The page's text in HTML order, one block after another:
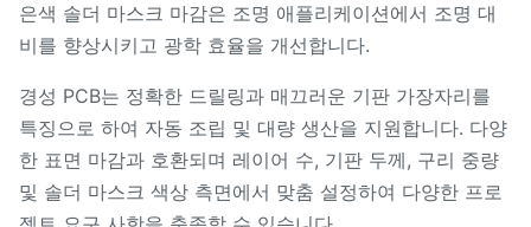
은색 솔더 마스크 마감은 조명 애플리케이션에서 조명 대
비를 향상시키고 광학 효율을 개선합니다.
경성 PCB는 정확한 드릴링과 매끄러운 기판 가장자리를
특징으로 하여 자동 조립 및 대량 생산을 지원합니다. 다양
한 표면 마감과 호환되며 레이어 수, 기판 두께, 구리 중량
및 솔더 마스크 색상 측면에서 맞춤 설정하여 다양한 프로